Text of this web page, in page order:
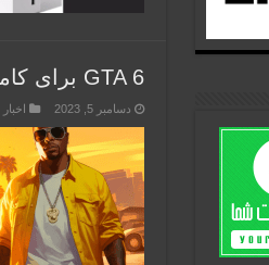
GTA 6 برای کامپیوتر یک سال دیرتر از PS5 عرضه می‌شود؟
دسامبر 5, 2023